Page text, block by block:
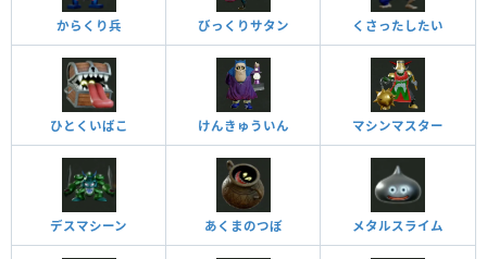
からくり兵 びっくりサタン くさったしたい
ひとくいばこ けんきゅういん マシンマスター
デスマシーン あくまのつぼ メタルスライム